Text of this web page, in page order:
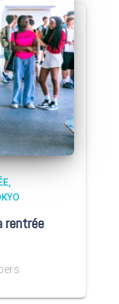
rentrée